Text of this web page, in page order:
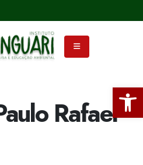
Rafael